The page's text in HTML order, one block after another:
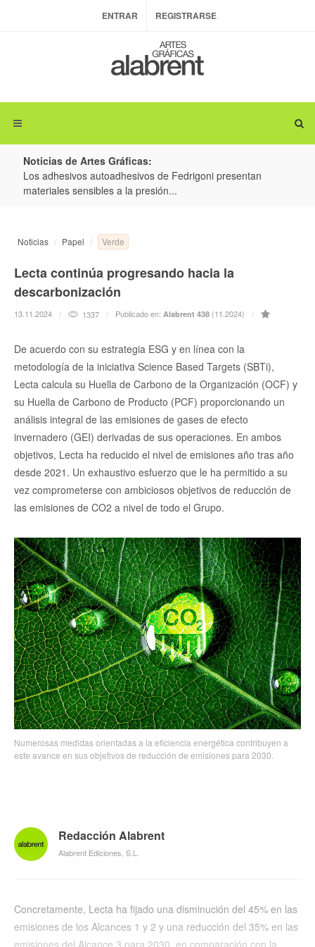
ENTRAR REGISTRARSE
Noticias de Artes Gráficas:
Los adhesivos autoadhesivos de Fedrigoni presentan
materiales sensibles a la presión...
Noticias Papel Verde
Lecta continúa progresando hacia la
descarbonización
13.11.2024 1337 Publicado en: Alabrent 438 (11.2024)
De acuerdo con su estrategia ESG y en línea con la
metodología de la iniciativa Science Based Targets (SBTi),
Lecta calcula su Huella de Carbono de la Organización (OCF) y
su Huella de Carbono de Producto (PCF) proporcionando un
análisis integral de las emisiones de gases de efecto
invernadero (GEI) derivadas de sus operaciones. En ambos
objetivos, Lecta ha reducido el nivel de emisiones año tras año
desde 2021. Un exhaustivo esfuerzo que le ha permitido a su
vez comprometerse con ambiciosos objetivos de reducción de
las emisiones de CO2 a nivel de todo el Grupo.
Numerosas medidas orientadas a la eficiencia energética contribuyen a
este avance en sus objetivos de reducción de emisiones para 2030.
Redacción Alabrent
Alabrent Ediciones, S.L.
Concretamente, Lecta ha fijado una disminución del 45% en las
emisiones de los Alcances 1 y 2 y una reducción del 35% en las